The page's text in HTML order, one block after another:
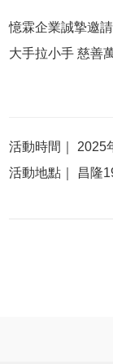
憶霖企業誠摯邀
大手拉小手 慈善
活動時間｜ 2025
活動地點｜ 昌隆